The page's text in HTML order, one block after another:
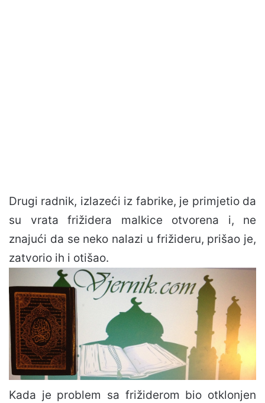
Drugi radnik, izlazeći iz fabrike, je primjetio da
su vrata frižidera malkice otvorena i, ne
znajući da se neko nalazi u frižideru, prišao je,
zatvorio ih i otišao.
Kada je problem sa frižiderom bio otklonjen